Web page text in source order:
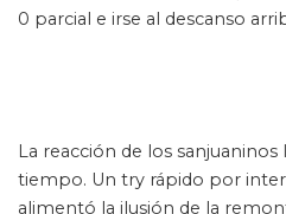
0 parcial e irse al descanso
La reacción de los
tiempo. Un try rápido por
alimentó la ilusión de la